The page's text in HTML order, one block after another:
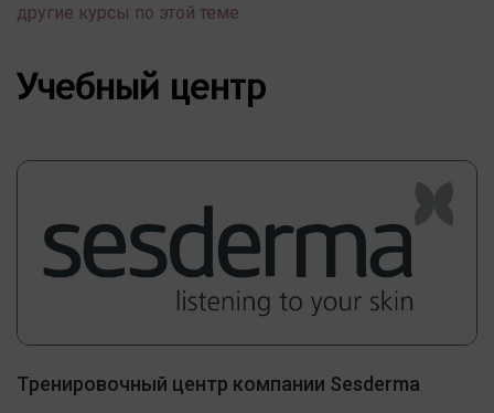
другие курсы по этой теме
Учебный центр
Тренировочный центр компании Sesderma